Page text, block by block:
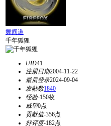
舞间道
千年狐狸
UID41
注册日期2004-11-22
最后登录2024-09-04
发帖数1840
经验-150枚
威望0点
贡献值-356点
好评度-182点